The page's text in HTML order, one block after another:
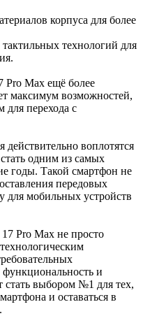
корпуса для более
технологий для
Pro Max ещё более
максимум возможностей,
для перехода с
воплотятся
одним из самых
годы. Такой смартфон не
передовых
для мобильных устройств
Pro Max не просто
функциональность и
выбором №1 для тех,
и оставаться в